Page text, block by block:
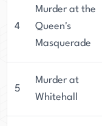
4
Murder at the
Queen's
Masquerade
5
Murder at
Whitehall